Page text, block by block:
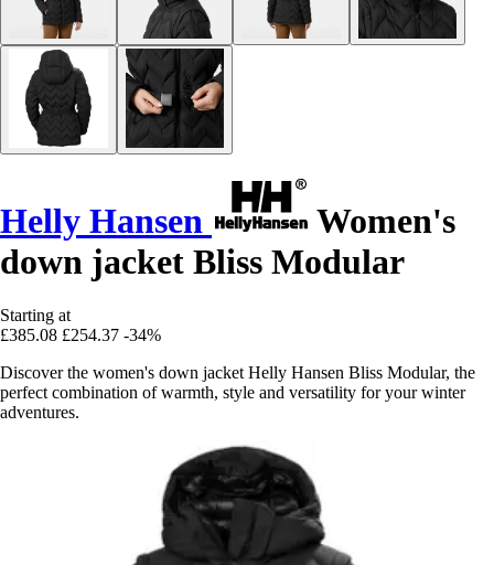
Helly Hansen
Women's
down jacket Bliss Modular
Starting at
£385.08 £254.37 -34%
Discover the women's down jacket Helly Hansen Bliss Modular, the
perfect combination of warmth, style and versatility for your winter
adventures.